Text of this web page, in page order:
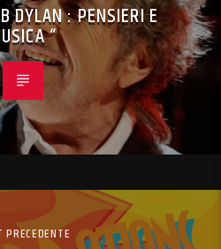
DYLAN : PENSIERI E
“
PRECEDENTE